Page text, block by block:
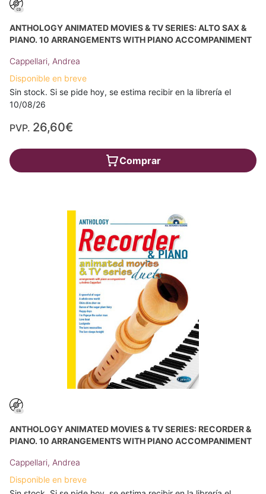
ANTHOLOGY ANIMATED MOVIES & TV SERIES: ALTO SAX &
PIANO. 10 ARRANGEMENTS WITH PIANO ACCOMPANIMENT
Cappellari, Andrea
Disponible en breve
Sin stock. Si se pide hoy, se estima recibir en la librería el
10/08/26
PVP. 26,60€
Comprar
ANTHOLOGY ANIMATED MOVIES & TV SERIES: RECORDER &
PIANO. 10 ARRANGEMENTS WITH PIANO ACCOMPANIMENT
Cappellari, Andrea
Disponible en breve